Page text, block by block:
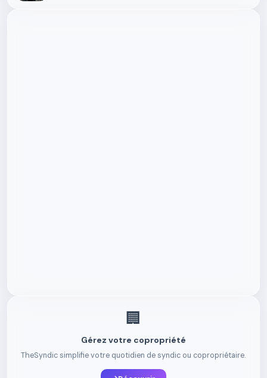
🏢
Gérez votre copropriété
TheSyndic simplifie votre quotidien de syndic ou copropriétaire.